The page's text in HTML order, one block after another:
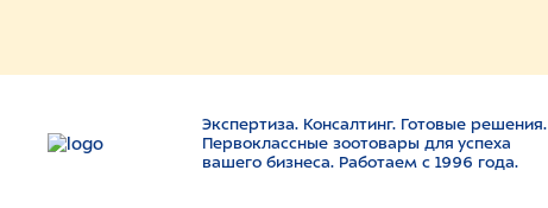
Экспертиза. Консалтинг. Готовые решения.
Первоклассные зоотовары для успеха
вашего бизнеса. Работаем с 1996 года.